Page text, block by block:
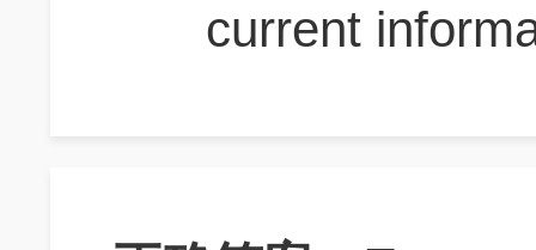
current